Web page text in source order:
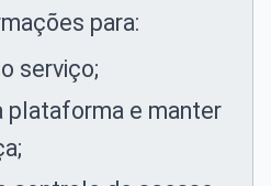
para:
serviço;
plataforma e manter